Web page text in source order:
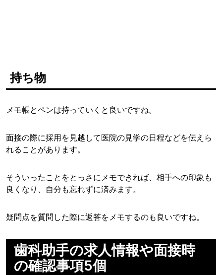
持ち物
メモ帳とペンは持っていくと良いですね。
面接の際に採用を見越して医院の見学の日程などを伝えら
れることがあります。
そういったことをとっさにメモできれば、相手への印象も
良くなり、自分も忘れずに済みます。
疑問点を質問した際に返答をメモするのも良いですね。
歯科助手の求人情報や面接時
の確認事項5個